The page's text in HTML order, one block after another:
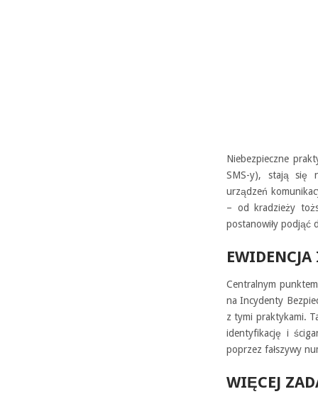
Niebezpieczne
SMS-y), stają się
urządzeń
– od kradzieży
postanowiły podjąć
Centralnym
na Incydenty
z tymi praktykami.
identyfikację i
poprzez fałszywy
WIĘCEJ